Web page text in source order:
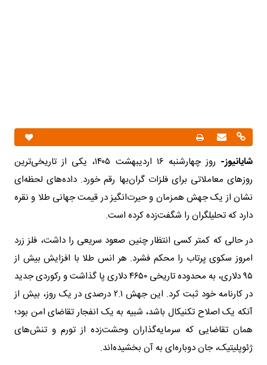
شایانیوز-
روز چهارشنبه ۱۶ اردیبهشت ۱۴۰۵، یکی از تاریخی‌ترین
روزهای معاملاتی برای فلزات گران‌بها رقم خورد. داده‌های لحظه‌ای
نشان از یک جهش همزمان و حیرت‌انگیز در قیمت جهانی طلا و نقره
دارد که تحلیلگران را شگفت‌زده کرده است.
در حالی که کمتر کسی انتظار چنین صعود سریعی را داشت، فلز زرد
امروز سکوی پرتاب را محکم فشرد. هر انس طلا با افزایش بیش از
۹۵ دلاری، به محدوده تاریخی ۴۶۵۰ دلاری پا گذاشت و رکوردی جدید
در کارنامه خود ثبت کرد. این جهش ۲.۱ درصدی در یک روز، بیش از
آنکه یک اصلاح تکنیکال باشد، شبیه به یک انفجار تقاضای امن بود؛
همان تقاضایی که سرمایه‌گذاران وحشت‌زده از تورم و تنش‌های
ژئوپلیتیک، جان دوباره‌ای به آن بخشیده‌اند.